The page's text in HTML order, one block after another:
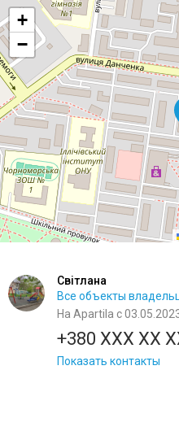
+
−
Світлана
Все объекты
На Apartila с
+380 XXX XX
Показать контакты